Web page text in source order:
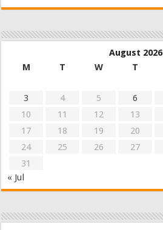
August 2026
M
T W T
3
4 5 6
10
11 12 13
17
18 19 20
24
25 26 27
31
« Jul